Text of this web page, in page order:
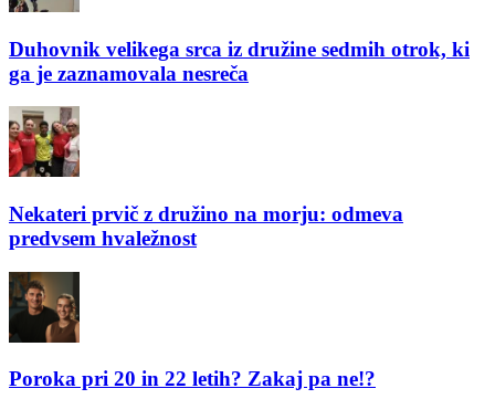
Duhovnik velikega srca iz družine sedmih otrok, ki
ga je zaznamovala nesreča
Nekateri prvič z družino na morju: odmeva
predvsem hvaležnost
Poroka pri 20 in 22 letih? Zakaj pa ne!?